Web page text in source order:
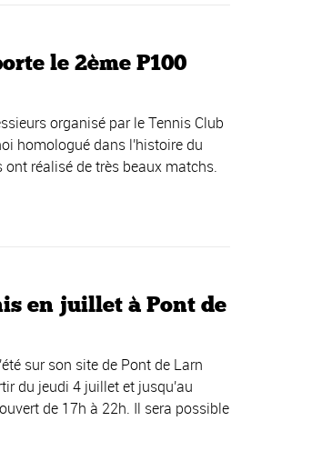
le 2ème P100
organisé par le Tennis Club
homologué dans l'histoire du
réalisé de très beaux matchs.
en juillet à Pont de
sur son site de Pont de Larn
du jeudi 4 juillet et jusqu'au
de 17h à 22h. Il sera possible